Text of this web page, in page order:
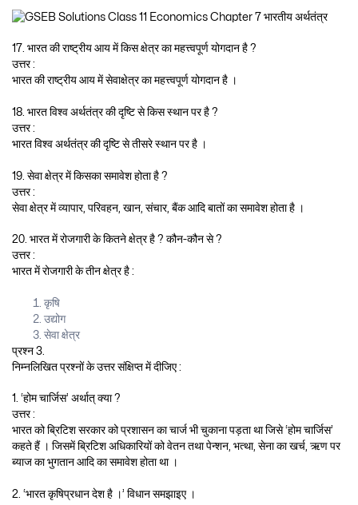
17. भारत की राष्ट्रीय आय में किस क्षेत्र का महत्त्वपूर्ण योगदान है ?
उत्तर :
भारत की राष्ट्रीय आय में सेवाक्षेत्र का महत्त्वपूर्ण योगदान है ।
18. भारत विश्व अर्थतंत्र की दृष्टि से किस स्थान पर है ?
उत्तर :
भारत विश्व अर्थतंत्र की दृष्टि से तीसरे स्थान पर है ।
19. सेवा क्षेत्र में किसका समावेश होता है ?
उत्तर :
सेवा क्षेत्र में व्यापार, परिवहन, खान, संचार, बैंक आदि बातों का समावेश होता है ।
20. भारत में रोजगारी के कितने क्षेत्र है ? कौन-कौन से ?
उत्तर :
भारत में रोजगारी के तीन क्षेत्र है :
कृषि
उद्योग
सेवा क्षेत्र
प्रश्न 3.
निम्नलिखित प्रश्नों के उत्तर संक्षिप्त में दीजिए :
1. ‘होम चार्जिस’ अर्थात् क्या ?
उत्तर :
भारत को ब्रिटिश सरकार को प्रशासन का चार्ज भी चुकाना पड़ता था जिसे ‘होम चार्जिस’
कहते हैं । जिसमें ब्रिटिश अधिकारियों को वेतन तथा पेन्शन, भत्था, सेना का खर्च, ऋण पर
ब्याज का भुगतान आदि का समावेश होता था ।
2. ‘भारत कृषिप्रधान देश है ।’ विधान समझाइए ।